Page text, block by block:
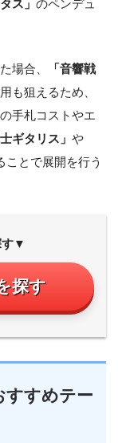
ス」 のペンデュ
場合、
「音響戦
も狙えるため、
手札コストやエ
ギタリス」 や
ことで展開を行う
す▼
探す
すすめテー